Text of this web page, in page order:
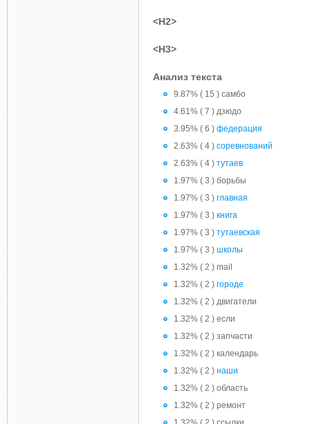
<H2>
<H3>
Анализ текста
9.87% ( 15 ) самбо
4.61% ( 7 ) дзюдо
3.95% ( 6 ) федерация
2.63% ( 4 ) соревнований
2.63% ( 4 ) тутаев
1.97% ( 3 ) борьбы
1.97% ( 3 ) главная
1.97% ( 3 ) книга
1.97% ( 3 ) тутаевская
1.97% ( 3 ) школы
1.32% ( 2 ) mail
1.32% ( 2 ) городе
1.32% ( 2 ) двигатели
1.32% ( 2 ) если
1.32% ( 2 ) запчасти
1.32% ( 2 ) календарь
1.32% ( 2 ) наши
1.32% ( 2 ) область
1.32% ( 2 ) ремонт